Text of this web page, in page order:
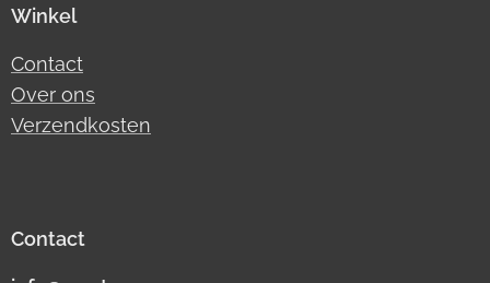
Winkel
Contact
Over ons
Verzendkosten
Contact